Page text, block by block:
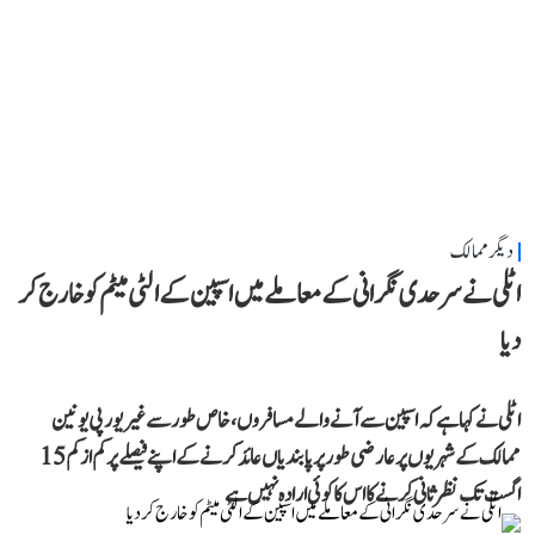
دیگر ممالک
اٹلی نے سرحدی نگرانی کے معاملے میں اسپین کے الٹی میٹم کو خارج کر
دیا
اٹلی نے کہا ہے کہ اسپین سے آنے والے مسافروں، خاص طور سے غیر یورپی یونین
ممالک کے شہریوں پر عارضی طور پر پابندیاں عائد کرنے کے اپنے فیصلے پر کم از کم 15
اگست تک نظرثانی کرنے کا اس کا کوئی ارادہ نہیں ہے